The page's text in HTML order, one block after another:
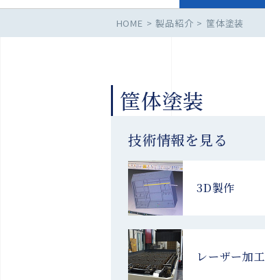
HOME 製品紹介 筐体塗装
筐体塗装
技術情報を見る
3D製作
レーザー加工